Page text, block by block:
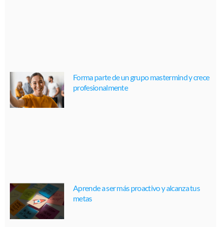
Forma parte de un grupo mastermind y crece
profesionalmente
Aprende a ser más proactivo y alcanza tus
metas